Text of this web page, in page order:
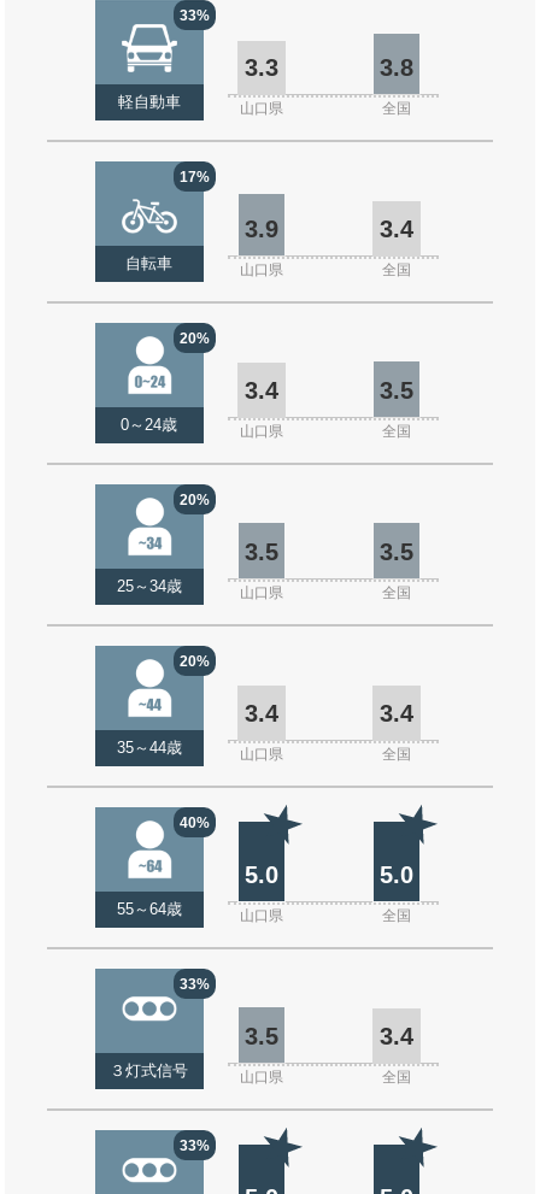
33%
軽自動車
3.3 3.8
山口県 全国
17%
自転車
3.9 3.4
山口県 全国
20%
0～24歳
3.4 3.5
山口県 全国
20%
25～34歳
3.5 3.5
山口県 全国
20%
35～44歳
3.4 3.4
山口県 全国
40%
55～64歳
5.0 5.0
山口県 全国
33%
３灯式信号
3.5 3.4
山口県 全国
33%